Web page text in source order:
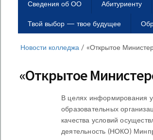
Сведения об ОО Абитуриенту
Твой выбор — твое будущее
Новости колледжа / «Открытое
«Открытое
В целях информирования
образовательных
качества условий
деятельность (НОКО)